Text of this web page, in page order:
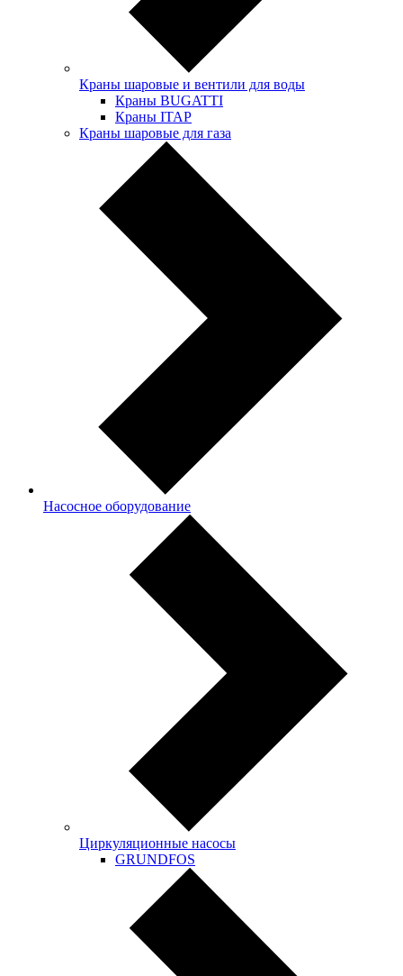
Краны шаровые и вентили для воды
Краны BUGATTI
Краны ITAP
Краны шаровые для газа
Насосное оборудование
Циркуляционные насосы
GRUNDFOS